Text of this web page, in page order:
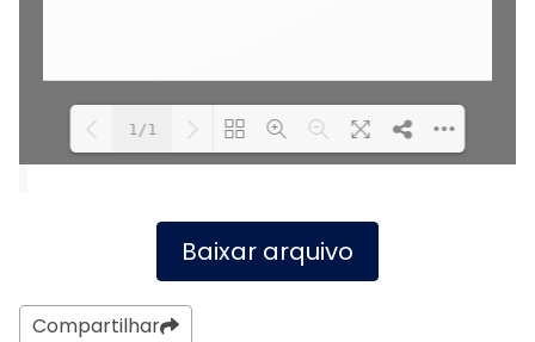
1/1
Baixar arquivo
Compartilhar